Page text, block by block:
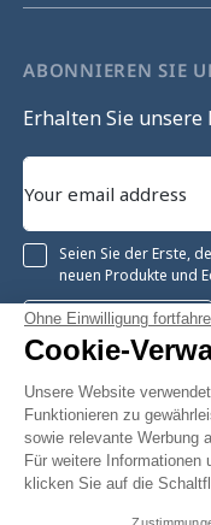
Ohne Einwilligung
Cookie-
Unsere Website
Funktionieren zu
sowie relevante Werbung
Für weitere Informationen
klicken Sie auf die
ABONNIEREN SIE
Erhalten Sie
Seien Sie der Erste,
neuen Produkte und
Registrieren